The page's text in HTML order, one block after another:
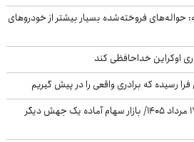
فروخته‌شده بسیار بیشتر از خودروهای
اوکراین خداحافظی کند
فرا رسیده که برادری واقعی را در پیش گیریم
پیش‌بینی بورس فردا شنبه ۱۷ مرداد ۱۴۰۵/ بازار سهام آماده یک جهش دیگر